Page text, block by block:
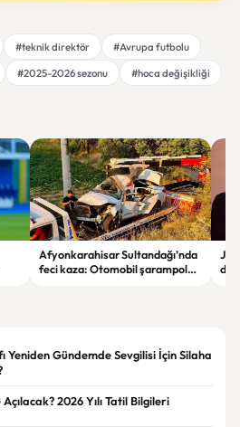
#teknik direktör
#Avrupa futbolu
#2025-2026 sezonu #hoca değişikliği
Afyonkarahisar Sultandağı’nda
feci kaza: Otomobil şarampole
Yeniden Gündemde Sevgilisi İçin Silaha
2026 Yılı Tatil Bilgileri